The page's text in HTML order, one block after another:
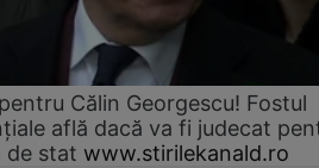
Călin Georgescu! Fostul
află dacă va fi judecat
de stat www.stirilekanald.ro